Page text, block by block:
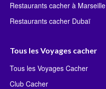
Restaurants cacher à Marseille
Restaurants cacher Dubaï
Tous les Voyages cacher
Tous les Voyages Cacher
Club Cacher